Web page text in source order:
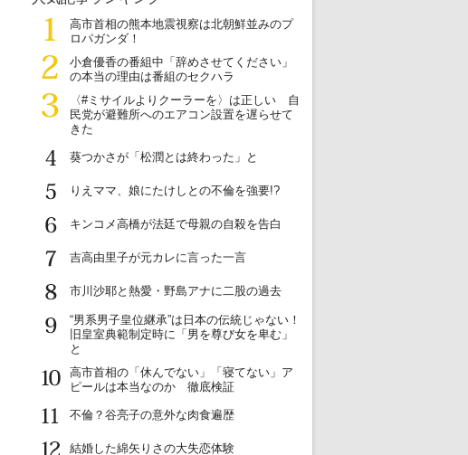
1
高市首相の熊本地震視察は北朝鮮並みのプ
ロパガンダ！
2
小倉優香の番組中「辞めさせてください」
の本当の理由は番組のセクハラ
3
〈#ミサイルよりクーラーを〉は正しい 自
民党が避難所へのエアコン設置を遅らせて
きた
4
葵つかさが「松潤とは終わった」と
5
りえママ、娘にたけしとの不倫を強要!?
6
キンコメ高橋が法廷で母親の自殺を告白
7
吉高由里子が元カレに言った一言
8
市川沙耶と熱愛・野島アナに二股の過去
9
“男系男子皇位継承”は日本の伝統じゃない！
旧皇室典範制定時に「男を尊び女を卑む」
と
10
高市首相の「休んでない」「寝てない」ア
ピールは本当なのか 徹底検証
11
不倫？谷亮子の意外な肉食遍歴
12
結婚した綿矢りさの大失恋体験